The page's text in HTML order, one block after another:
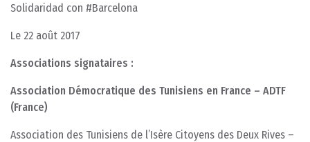
Solidaridad con #Barcelona
Le 22 août 2017
Associations signataires :
Association Démocratique des Tunisiens en France – ADTF
(France)
Association des Tunisiens de l’Isère Citoyens des Deux Rives –